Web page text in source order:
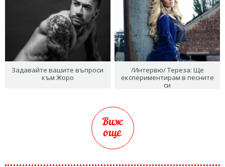
Задавайте вашите въпроси
към Жоро
/Интервю/ Тереза: Ще
експериментирам в песните
си
Виж
още